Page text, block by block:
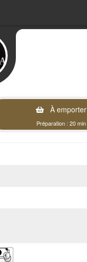
À emporter
Préparation : 20 min